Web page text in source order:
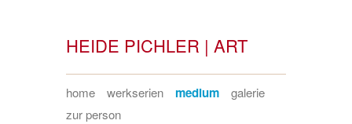
HEIDE PICHLER | ART
home werkserien medium
galerie
zur person